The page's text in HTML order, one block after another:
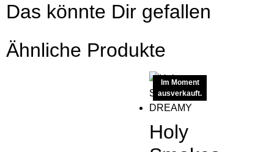
Das könnte Dir gefallen
Ähnliche Produkte
Im Moment
ausverkauft.
Holy